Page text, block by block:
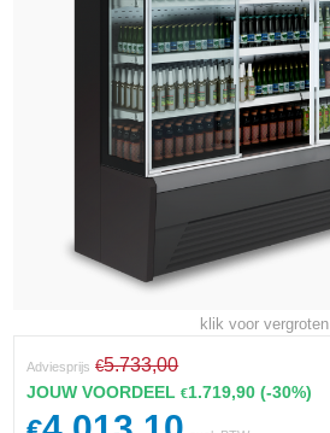
klik voor vergroten
Adviesprijs €5.733,00
JOUW VOORDEEL€1.719,90 (-30%)